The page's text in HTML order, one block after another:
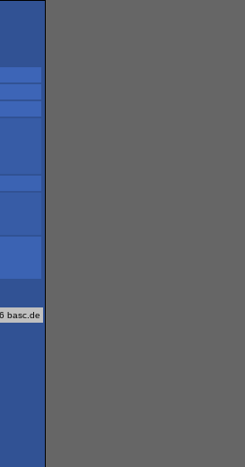
basc.de